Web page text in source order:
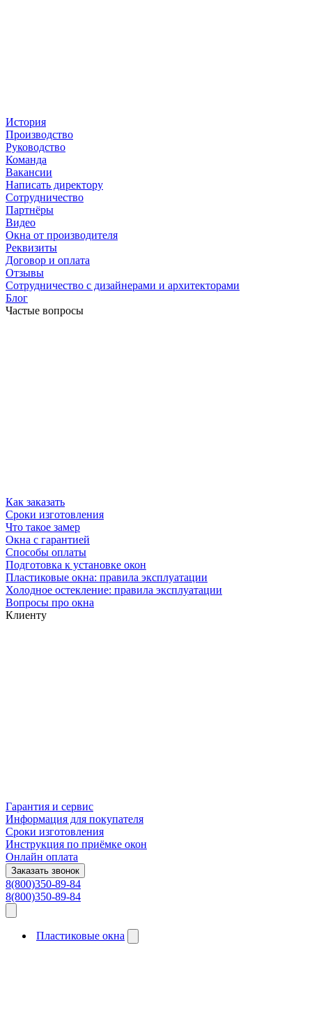
История
Производство
Руководство
Команда
Вакансии
Написать директору
Сотрудничество
Партнёры
Видео
Окна от производителя
Реквизиты
Договор и оплата
Отзывы
Сотрудничество с дизайнерами и архитекторами
Блог
Частые вопросы
Как заказать
Сроки изготовления
Что такое замер
Окна с гарантией
Способы оплаты
Подготовка к установке окон
Пластиковые окна: правила эксплуатации
Холодное остекление: правила эксплуатации
Вопросы про окна
Клиенту
Гарантия и сервис
Информация для покупателя
Сроки изготовления
Инструкция по приёмке окон
Онлайн оплата
Заказать звонок
8(800)350-89-84
8(800)350-89-84
Пластиковые окна